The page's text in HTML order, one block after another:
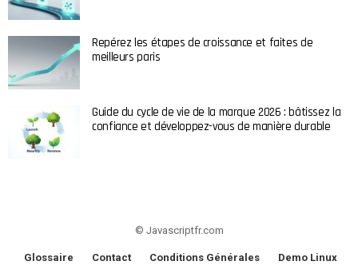
Repérez les étapes de croissance et faites de
meilleurs paris
Guide du cycle de vie de la marque 2026 : bâtissez la
confiance et développez-vous de manière durable
© Javascriptfr.com
Glossaire Contact Conditions Générales Demo Linux